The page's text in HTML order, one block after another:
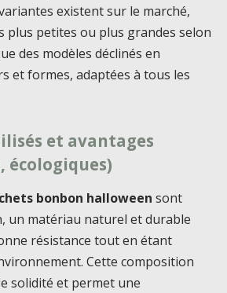
existent sur le marché,
plus petites ou plus grandes selon
des modèles déclinés en
et formes, adaptées à tous les
et avantages
bonbon halloween sont
un matériau naturel et durable
résistance tout en étant
Cette composition
solidité et permet une